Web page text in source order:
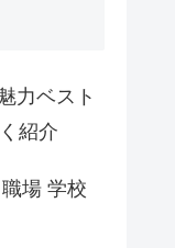
力ベスト
紹介
場 学校